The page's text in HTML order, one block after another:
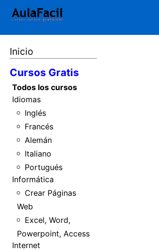
Inicio
Cursos Gratis
Todos los cursos
Idiomas
Inglés
Francés
Alemán
Italiano
Portugués
Informática
Crear Páginas
Web
Excel, Word,
Powerpoint, Access
Internet